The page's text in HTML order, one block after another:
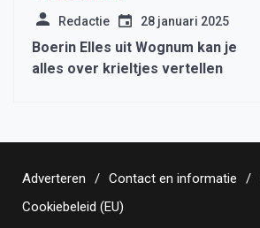
Redactie 28 januari 2025
Boerin Elles uit Wognum kan je
alles over krieltjes vertellen
Adverteren Contact en informatie
Cookiebeleid (EU)